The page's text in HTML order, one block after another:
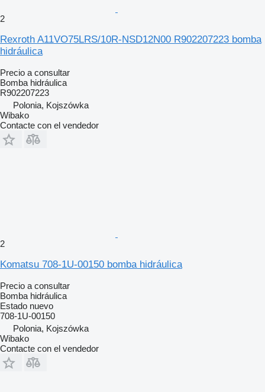
2
Rexroth A11VO75LRS/10R-NSD12N00 R902207223 bomba
hidráulica
Precio a consultar
Bomba hidráulica
R902207223
Polonia, Kojszówka
Wibako
Contacte con el vendedor
2
Komatsu 708-1U-00150 bomba hidráulica
Precio a consultar
Bomba hidráulica
Estado nuevo
708-1U-00150
Polonia, Kojszówka
Wibako
Contacte con el vendedor